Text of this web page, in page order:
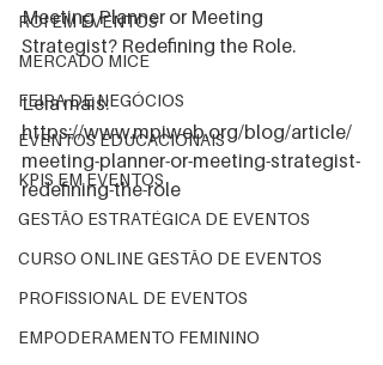
ROI EM EVENTOS
MERCADO MICE
FEIRA DE NEGÓCIOS
EVENTOS EDUCACIONAIS
KPIS EM EVENTOS
GESTÃO ESTRATÉGICA DE EVENTOS
CURSO ONLINE GESTÃO DE EVENTOS
PROFISSIONAL DE EVENTOS
EMPODERAMENTO FEMININO
Meeting Planner or Meeting
Strategist? Redefining the Role.
Leia mais:
https://www.mpiweb.org/blog/article/
meeting-planner-or-meeting-strategist-
redefining-the-role